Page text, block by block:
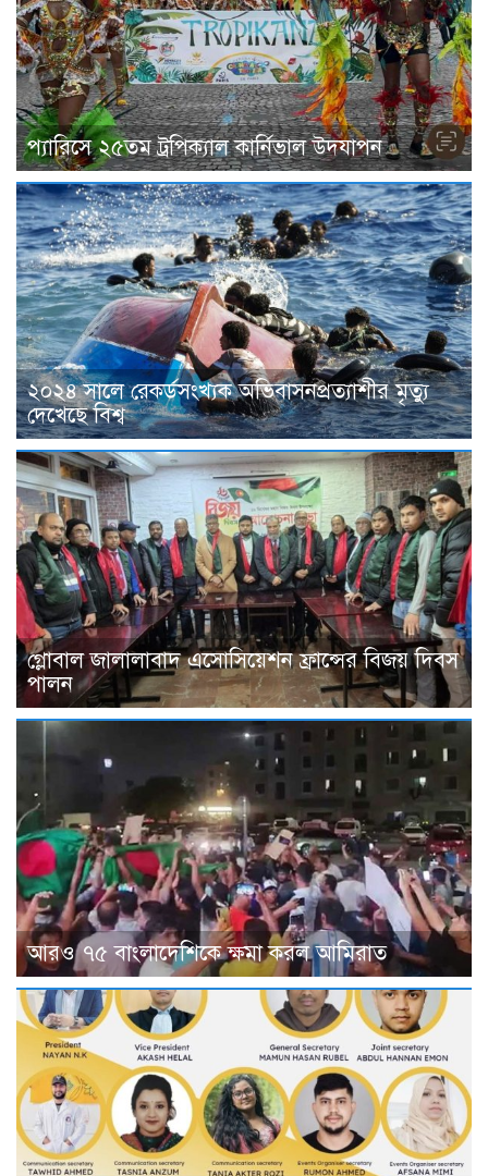
প্যারিসে ২৫তম ট্রপিক্যাল কার্নিভাল উদযাপন
২০২৪ সালে রেকর্ডসংখ্যক অভিবাসনপ্রত্যাশীর মৃত্যু
দেখেছে বিশ্ব
গ্লোবাল জালালাবাদ এসোসিয়েশন ফ্রান্সের বিজয় দিবস
পালন
আরও ৭৫ বাংলাদেশিকে ক্ষমা করল আমিরাত